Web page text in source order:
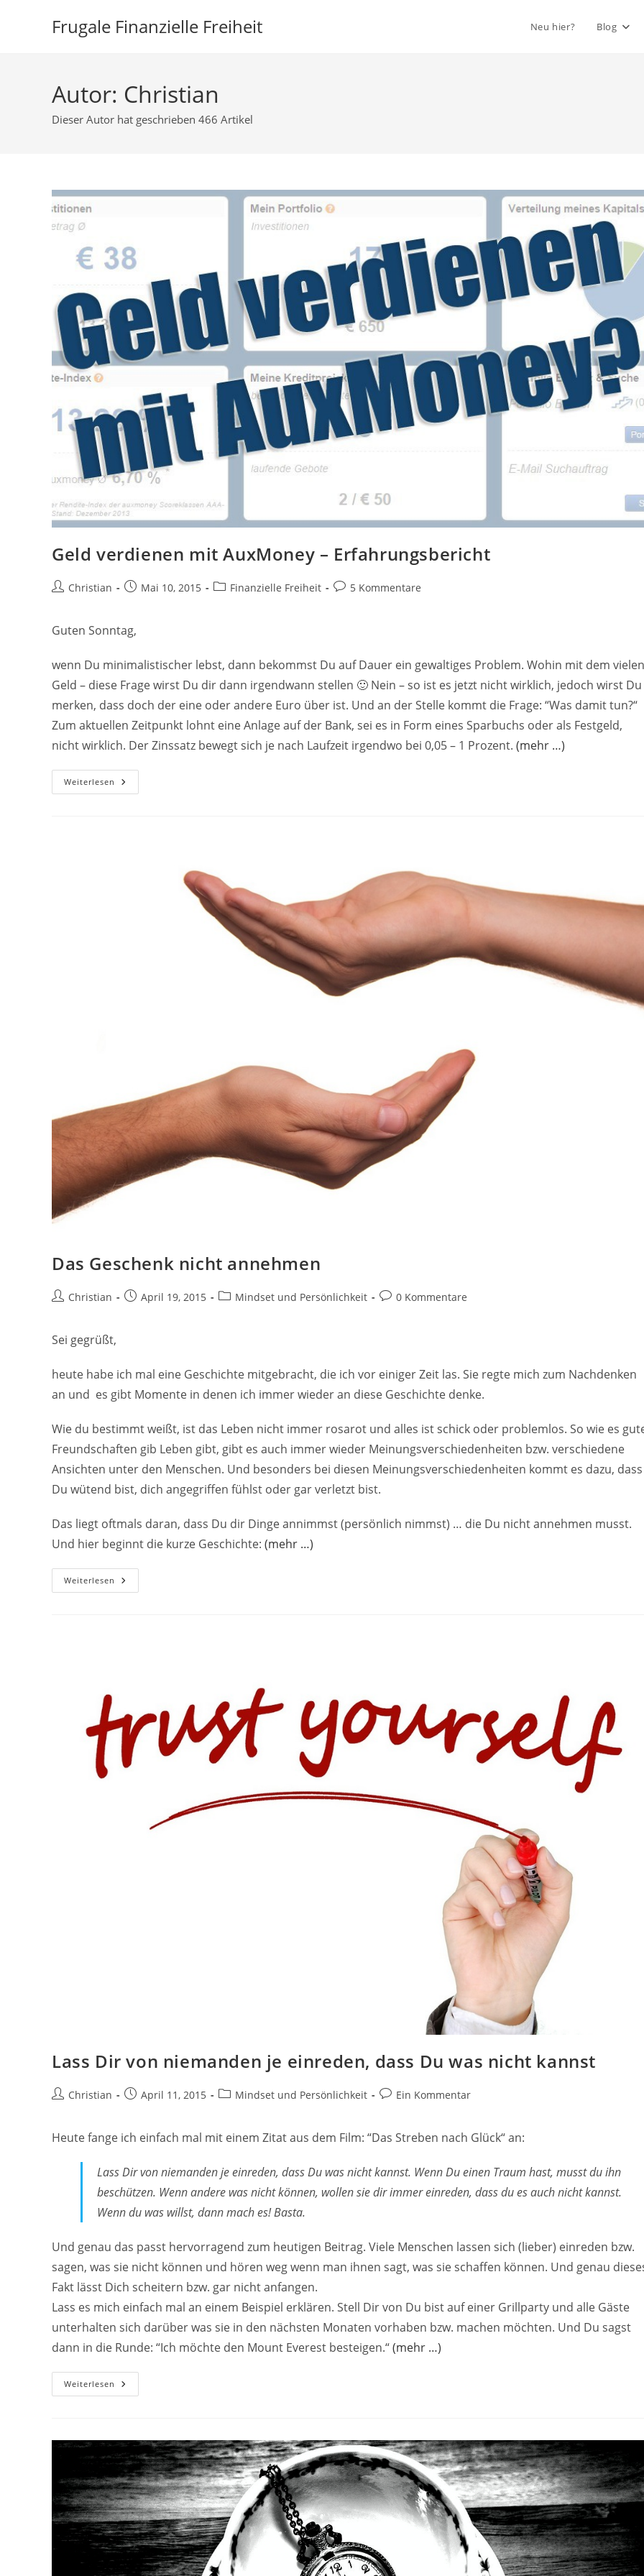
Frugale Finanzielle Freiheit Neu hier? Blog
Autor: Christian
Dieser Autor hat geschrieben 466 Artikel
Geld verdienen mit AuxMoney – Erfahrungsbericht
Beitrags-
Christian
BeitragMai 10, 2015
Beitrags-
Finanzielle Freiheit
Beitrags-
5 Kommentare
Guten Sonntag,
wenn Du minimalistischer lebst, dann bekommst Du auf Dauer ein gewaltiges Problem. Wohin mit dem vielen
Geld – diese Frage wirst Du dir dann irgendwann stellen 🙂 Nein – so ist es jetzt nicht wirklich, jedoch wirst Du
merken, dass doch der eine oder andere Euro über ist. Und an der Stelle kommt die Frage: “Was damit tun?“
Zum aktuellen Zeitpunkt lohnt eine Anlage auf der Bank, sei es in Form eines Sparbuchs oder als Festgeld,
nicht wirklich. Der Zinssatz bewegt sich je nach Laufzeit irgendwo bei 0,05 – 1 Prozent. (mehr …)
Weiterlesen Geld
Verdienen
Das Geschenk nicht annehmen
Beitrags-
Christian
BeitragApril 19, 2015
Beitrags-
Mindset und Persönlichkeit
Beitrags-
0 Kommentare
Sei gegrüßt,
heute habe ich mal eine Geschichte mitgebracht, die ich vor einiger Zeit las. Sie regte mich zum Nachdenken
an und es gibt Momente in denen ich immer wieder an diese Geschichte denke.
Wie du bestimmt weißt, ist das Leben nicht immer rosarot und alles ist schick oder problemlos. So wie es
Freundschaften gib Leben gibt, gibt es auch immer wieder Meinungsverschiedenheiten bzw. verschiedene
Ansichten unter den Menschen. Und besonders bei diesen Meinungsverschiedenheiten kommt es dazu, dass
Du wütend bist, dich angegriffen fühlst oder gar verletzt bist.
Das liegt oftmals daran, dass Du dir Dinge annimmst (persönlich nimmst) … die Du nicht annehmen musst.
Und hier beginnt die kurze Geschichte: (mehr …)
Weiterlesen Das
Geschenk
Lass Dir von niemanden je einreden, dass Du was nicht kannst
Beitrags-
Christian
BeitragApril 11, 2015
Beitrags-
Mindset und Persönlichkeit
Beitrags-
Ein Kommentar
Heute fange ich einfach mal mit einem Zitat aus dem Film: “Das Streben nach Glück“ an:
Lass Dir von niemanden je einreden, dass Du was nicht kannst. Wenn Du einen Traum hast, musst du ihn
beschützen. Wenn andere was nicht können, wollen sie dir immer einreden, dass du es auch nicht kannst.
Wenn du was willst, dann mach es! Basta.
Und genau das passt hervorragend zum heutigen Beitrag. Viele Menschen lassen sich (lieber) einreden bzw.
sagen, was sie nicht können und hören weg wenn man ihnen sagt, was sie schaffen können. Und genau
Fakt lässt Dich scheitern bzw. gar nicht anfangen.
Lass es mich einfach mal an einem Beispiel erklären. Stell Dir von Du bist auf einer Grillparty und alle Gäste
unterhalten sich darüber was sie in den nächsten Monaten vorhaben bzw. machen möchten. Und Du sagst
dann in die Runde: “Ich möchte den Mount Everest besteigen.“(mehr …)
Weiterlesen Lass
Dir
Dass
Du
Was
Nicht
Kannst